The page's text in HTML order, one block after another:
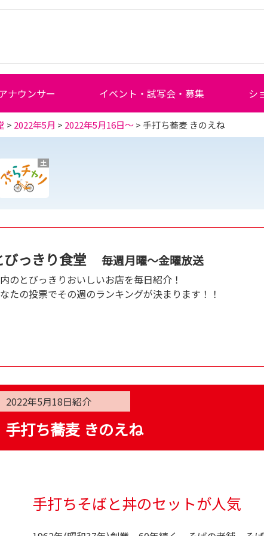
ナウンサー イベント・試写会・募集 シ
> 2022年5月 > 2022年5月16日～> 手打ち蕎麦 きのえね
土
びっきり食堂 毎週月曜～金曜放送
のとびっきりおいしいお店を毎日紹介！
たの投票でその週のランキングが決まります！！
2022年5月18日紹介
手打ち蕎麦 きのえね
手打ちそばと丼のセットが人気